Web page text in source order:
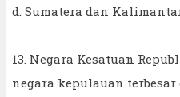
d. Sumatera dan
13. Negara Kesatuan
negara kepulauan